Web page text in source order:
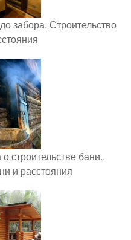
забора. Строительство
строительстве бани..
и расстояния